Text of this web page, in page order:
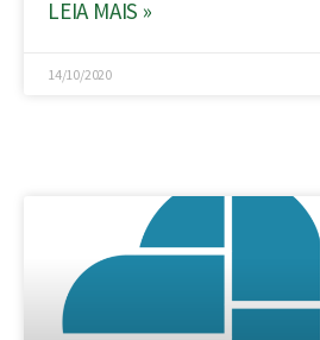
LEIA MAIS »
14/10/2020